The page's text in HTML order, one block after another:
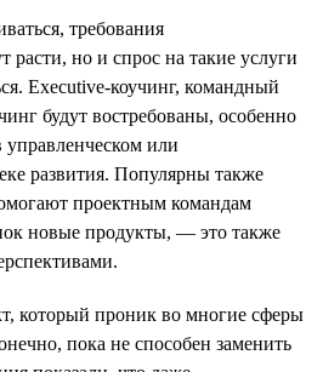
требования
расти, но и спрос на такие услуги
Executive-коучинг, командный
будут востребованы, особенно
управленческом или
развития. Популярны также
проектным командам
новые продукты, — это также
который проник во многие сферы
пока не способен заменить